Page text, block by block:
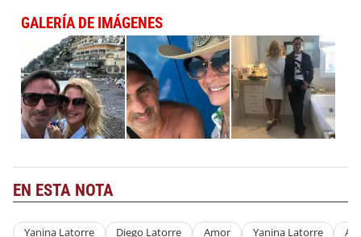
GALERÍA DE IMÁGENES
EN ESTA NOTA
Yanina Latorre Diego Latorre Amor Yanina Latorre